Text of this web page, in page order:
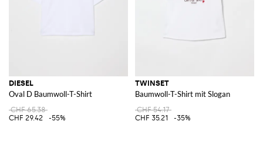
DIESEL
Oval D Baumwoll-T-Shirt
CHF 65.38
CHF 29.42
-55%
TWINSET
Baumwoll-T-Shirt mit Slogan
CHF 54.17
CHF 35.21
-35%